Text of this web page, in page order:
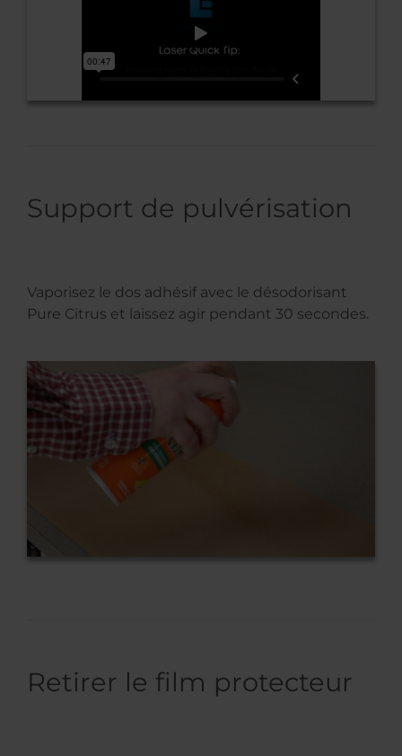
Support de pulvérisation
Vaporisez le dos adhésif avec le désodorisant
Pure Citrus et laissez agir pendant 30 secondes.
Retirer le film protecteur